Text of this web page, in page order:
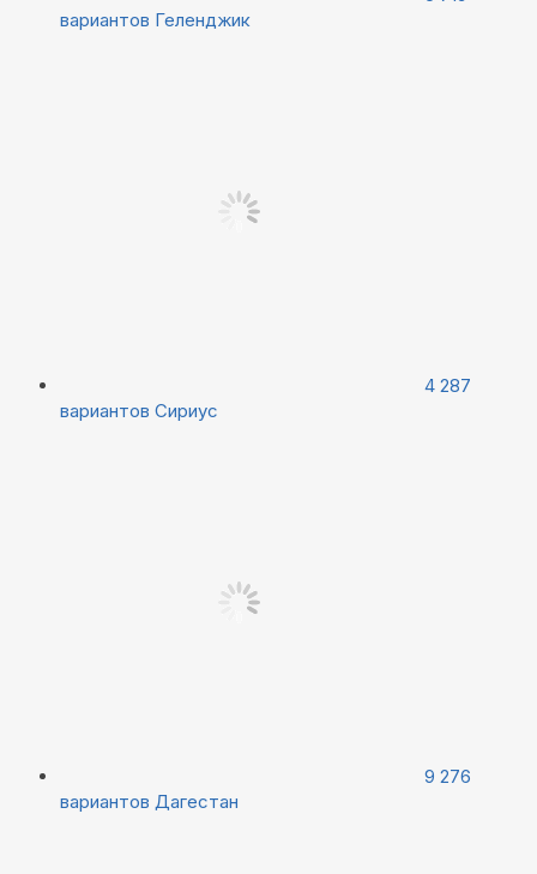
вариантов Геленджик
4 287
вариантов Сириус
9 276
вариантов Дагестан